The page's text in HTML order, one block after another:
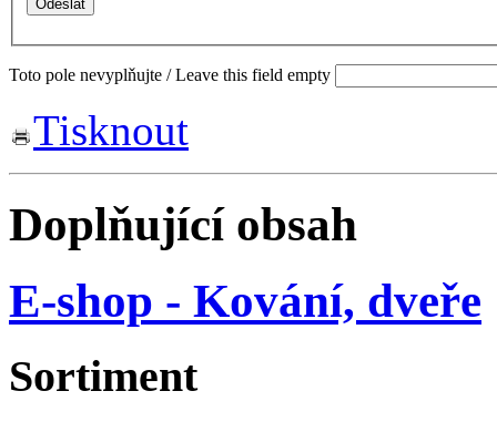
Toto pole nevyplňujte / Leave this field empty
Tisknout
Doplňující obsah
E-shop - Kování, dveře
Sortiment